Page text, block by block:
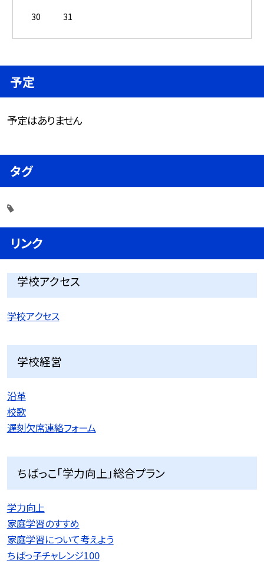
30
31
予定
予定はありません
タグ
リンク
学校アクセス
学校アクセス
学校経営
沿革
校歌
遅刻欠席連絡フォーム
ちばっこ「学力向上」総合プラン
学力向上
家庭学習のすすめ
家庭学習について考えよう
ちばっ子チャレンジ100